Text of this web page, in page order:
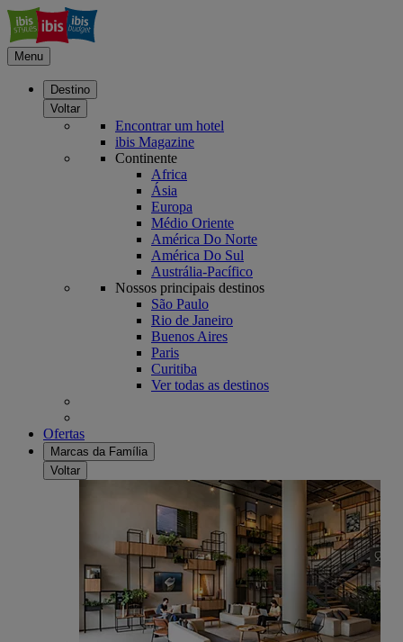
Menu
Destino
Voltar
Encontrar um hotel
ibis Magazine
Continente
Africa
Ásia
Europa
Médio Oriente
América Do Norte
América Do Sul
Austrália-Pacífico
Nossos principais destinos
São Paulo
Rio de Janeiro
Buenos Aires
Paris
Curitiba
Ver todas as destinos
Ofertas
Marcas da Família
Voltar